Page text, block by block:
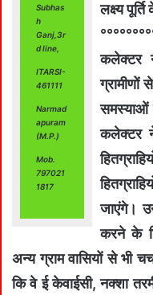
Subhas
h
Ganj,3r
d line,
ITARSI-
461111
Narmad
apuram
(M.P.)
Mob.
797021
1817
लक्ष्‍य
कलेक्‍टर
ग्रामीणों
समस्‍याओं
कलेक्‍टर
जाएंगे।
करने के
अन्य ग्राम वासियों से भी
कि वे ई केवाईसी, नक्शा